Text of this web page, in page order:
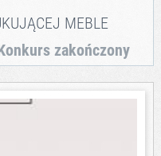
MEBLE
zakończony